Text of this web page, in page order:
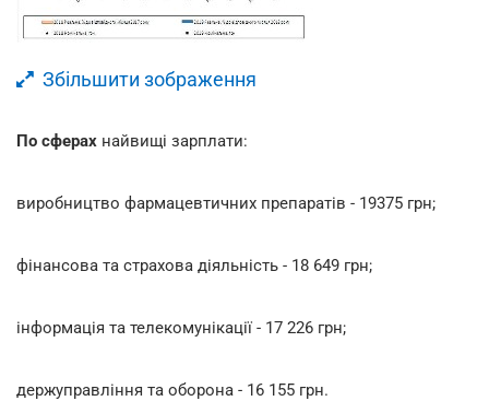
Збільшити зображення
По сферах найвищі зарплати:
виробництво фармацевтичних препаратів - 19375 грн;
фінансова та страхова діяльність - 18 649 грн;
інформація та телекомунікації - 17 226 грн;
держуправління та оборона - 16 155 грн.